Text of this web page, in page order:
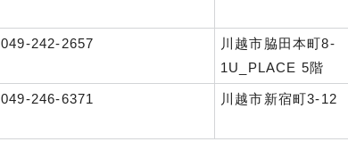
049-242-2657
川越市脇田本町8-
1U_PLACE 5階
049-246-6371 川越市新宿町3-12